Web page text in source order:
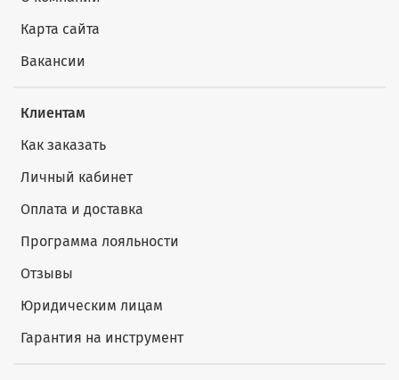
Карта сайта
Вакансии
Клиентам
Как заказать
Личный кабинет
Оплата и доставка
Программа лояльности
Отзывы
Юридическим лицам
Гарантия на инструмент